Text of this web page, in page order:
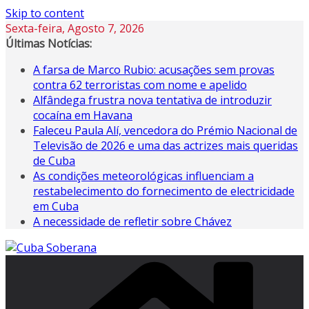
Skip to content
Sexta-feira, Agosto 7, 2026
Últimas Notícias:
A farsa de Marco Rubio: acusações sem provas
contra 62 terroristas com nome e apelido
Alfândega frustra nova tentativa de introduzir
cocaína em Havana
Faleceu Paula Alí, vencedora do Prémio Nacional de
Televisão de 2026 e uma das actrizes mais queridas
de Cuba
As condições meteorológicas influenciam a
restabelecimento do fornecimento de electricidade
em Cuba
A necessidade de refletir sobre Chávez